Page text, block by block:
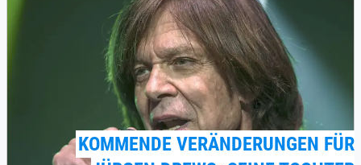
KOMMENDE VERÄNDERUNGEN FÜR